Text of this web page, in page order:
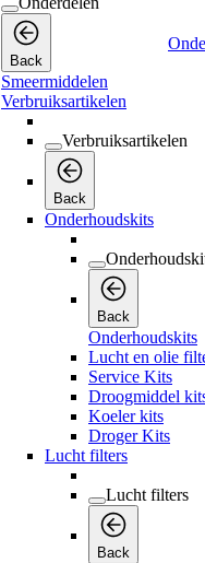
Back
Smeermiddelen
Verbruiksartikelen
Verbruiksartikelen
Back
Onderhoudskits
Back
Onderhoudskits
Lucht en olie
Service Kits
Droogmiddel
Koeler kits
Droger Kits
Lucht filters
Lucht filters
Back